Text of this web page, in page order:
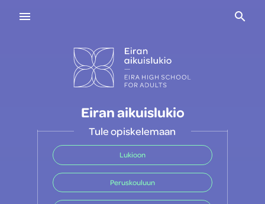
Eiran aikuislukio
Tule opiskelemaan
Lukioon
Peruskouluun